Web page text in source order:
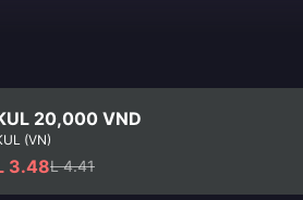
20,000 VND
(VN)
3.48L 4.41